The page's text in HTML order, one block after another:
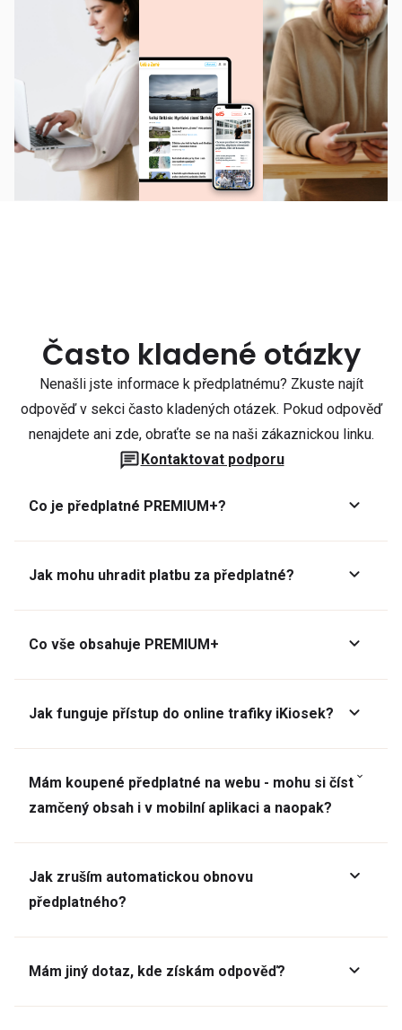
Často kladené otázky
Nenašli jste informace k předplatnému? Zkuste najít
odpověď v sekci často kladených otázek. Pokud odpověď
nenajdete ani zde, obraťte se na naši zákaznickou linku.
Kontaktovat podporu
Co je předplatné PREMIUM+?
Jak mohu uhradit platbu za předplatné?
Co vše obsahuje PREMIUM+
Jak funguje přístup do online trafiky iKiosek?
Mám koupené předplatné na webu - mohu si číst
zamčený obsah i v mobilní aplikaci a naopak?
Jak zruším automatickou obnovu
předplatného?
Mám jiný dotaz, kde získám odpověď?